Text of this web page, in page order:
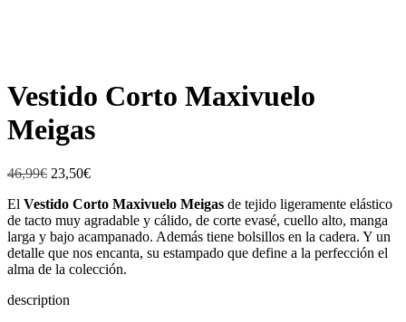
Vestido Corto Maxivuelo
Meigas
46,99€ 23,50€
El Vestido Corto Maxivuelo Meigas de tejido ligeramente elástico
de tacto muy agradable y cálido, de corte evasé, cuello alto, manga
larga y bajo acampanado. Además tiene bolsillos en la cadera. Y un
detalle que nos encanta, su estampado que define a la perfección el
alma de la colección.
description